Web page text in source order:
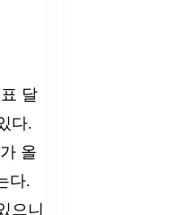
달
다.
올
다.
으니